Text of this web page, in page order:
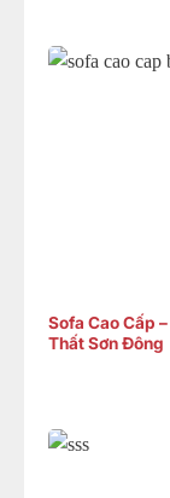
Sofa Cao Cấp
Thất Sơn Đông